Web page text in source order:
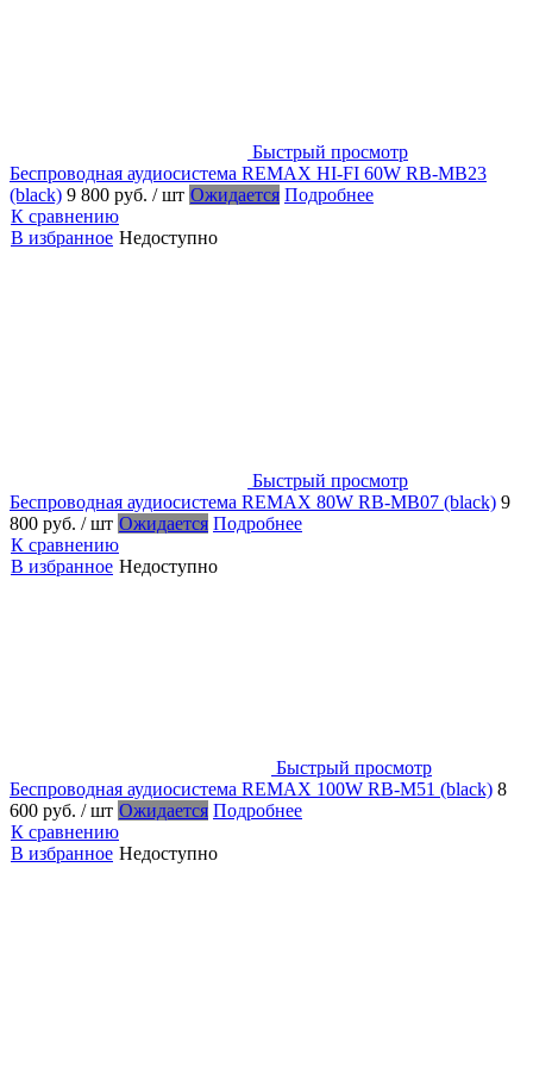
Быстрый просмотр
Беспроводная аудиосистема REMAX HI-FI 60W RB-MB23
(black) 9 800 руб. / шт Ожидается Подробнее
К сравнению
В избранное Недоступно
Быстрый просмотр
Беспроводная аудиосистема REMAX 80W RB-MB07 (black) 9
800 руб. / шт Ожидается Подробнее
К сравнению
В избранное Недоступно
Быстрый просмотр
Беспроводная аудиосистема REMAX 100W RB-M51 (black) 8
600 руб. / шт Ожидается Подробнее
К сравнению
В избранное Недоступно